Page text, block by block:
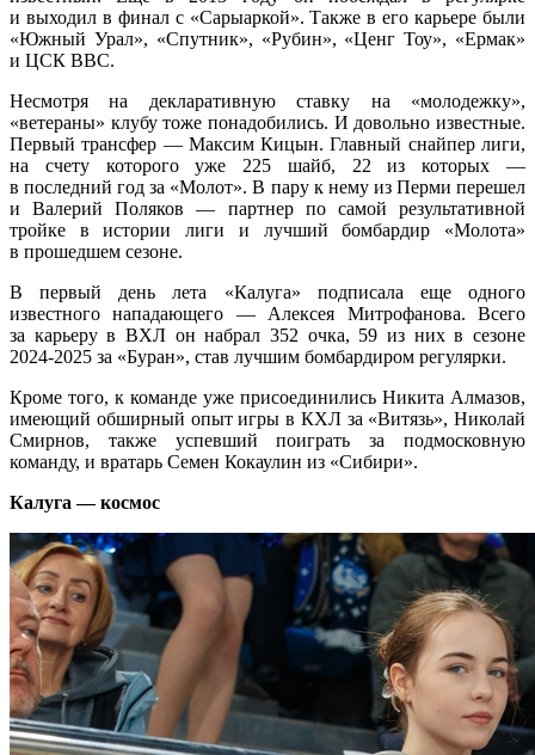
и выходил в финал с «Сарыаркой». Также в его карьере были
«Южный Урал», «Спутник», «Рубин», «Ценг Тоу», «Ермак»
и ЦСК ВВС.
Несмотря на декларативную ставку на «молодежку»,
«ветераны» клубу тоже понадобились. И довольно известные.
Первый трансфер — Максим Кицын. Главный снайпер лиги,
на счету которого уже 225 шайб, 22 из которых —
в последний год за «Молот». В пару к нему из Перми перешел
и Валерий Поляков — партнер по самой результативной
тройке в истории лиги и лучший бомбардир «Молота»
в прошедшем сезоне.
В первый день лета «Калуга» подписала еще одного
известного нападающего — Алексея Митрофанова. Всего
за карьеру в ВХЛ он набрал 352 очка, 59 из них в сезоне
2024-2025 за «Буран», став лучшим бомбардиром регулярки.
Кроме того, к команде уже присоединились Никита Алмазов,
имеющий обширный опыт игры в КХЛ за «Витязь», Николай
Смирнов, также успевший поиграть за подмосковную
команду, и вратарь Семен Кокаулин из «Сибири».
Калуга — космос